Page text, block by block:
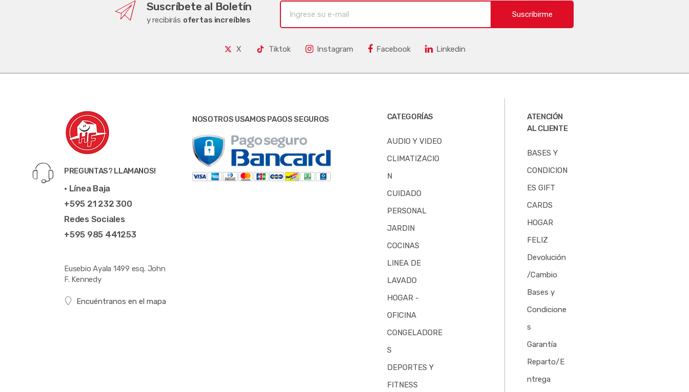
Suscríbete al Boletín
y recibirás ofertas increíbles
Suscribirme
X Tiktok Instagram Facebook Linkedin
PREGUNTAS? LLAMANOS!
• Línea Baja
+595 21 232 300
Redes Sociales
+595 985 441253
Eusebio Ayala 1499 esq. John
F. Kennedy
Encuéntranos en el mapa
NOSOTROS USAMOS PAGOS SEGUROS CATEGORÍAS
AUDIO Y VIDEO
CLIMATIZACIO
N
CUIDADO
PERSONAL
JARDIN
COCINAS
LINEA DE
LAVADO
HOGAR -
OFICINA
CONGELADORE
S
DEPORTES Y
FITNESS
ATENCIÓN
AL CLIENTE
BASES Y
CONDICION
ES GIFT
CARDS
HOGAR
FELIZ
Devolución
/Cambio
Bases y
Condicione
s
Garantía
Reparto/E
ntrega